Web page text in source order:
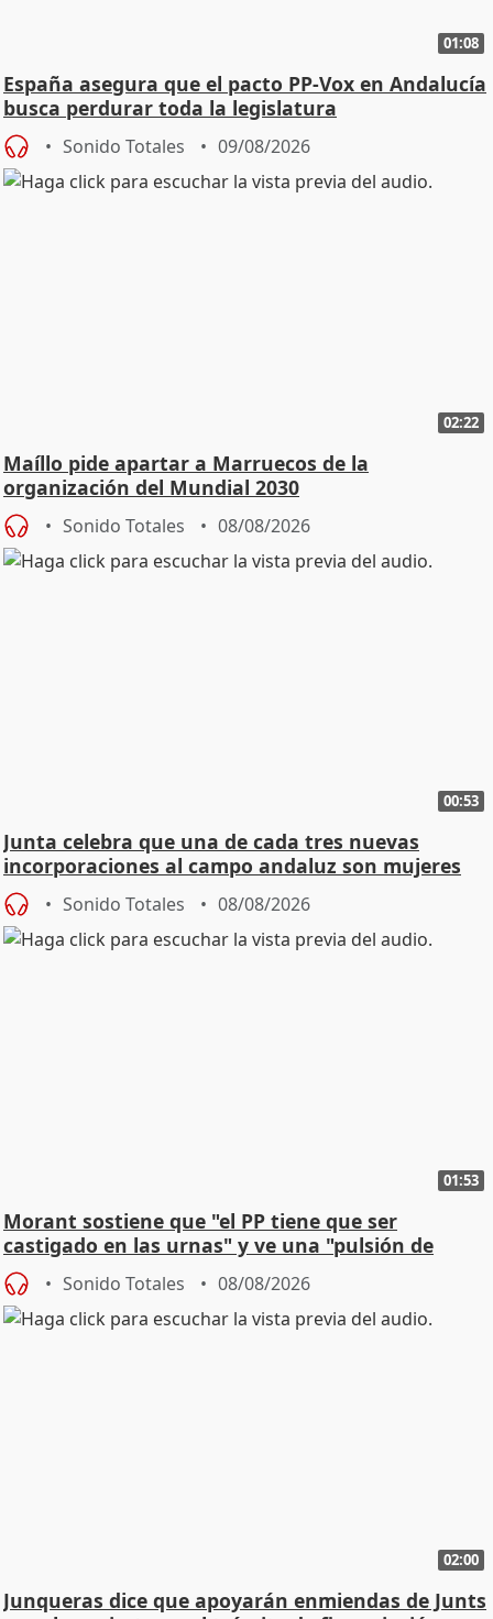
01:08
España asegura que el pacto PP-Vox en Andalucía
busca perdurar toda la legislatura
Sonido Totales 09/08/2026
02:22
Maíllo pide apartar a Marruecos de la
organización del Mundial 2030
Sonido Totales 08/08/2026
00:53
Junta celebra que una de cada tres nuevas
incorporaciones al campo andaluz son mujeres
jóvenes
Sonido Totales 08/08/2026
01:53
Morant sostiene que "el PP tiene que ser
castigado en las urnas" y ve una "pulsión de
cambio"
Sonido Totales 08/08/2026
02:00
Junqueras dice que apoyarán enmiendas de Junts